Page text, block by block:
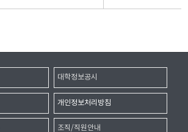
대학정보공시
개인정보처리방침
조직/직원안내